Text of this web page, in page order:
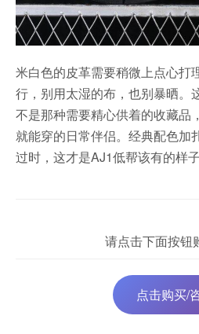
米白色的皮革需要稍微上点心打
行，别用太湿的布，也别暴晒。
不是那种需要精心供着的收藏品
就能穿的日常伴侣。经典配色加
过时，这才是AJ1低帮该有的样子
请点击下面按钮
点击购买/